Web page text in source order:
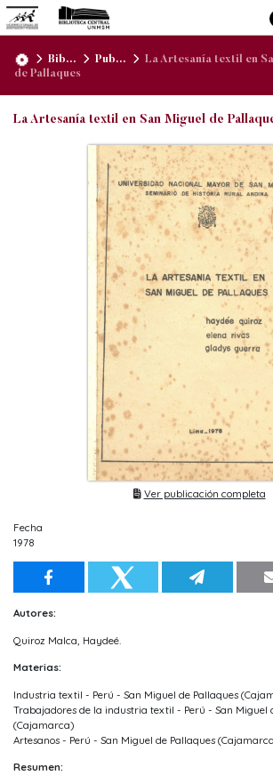
Bib... Pub...
La Artesanía textil en
de Pallaques
La Artesanía textil en San Miguel de
Ver publicación completa
Fecha
1978
Autores:
Quiroz Malca, Haydeé.
Materias:
Industria textil - Perú - San Miguel de Pallaques
Trabajadores de la industria textil - Perú - San Miguel
(Cajamarca)
Artesanos - Perú - San Miguel de Pallaques
Resumen: